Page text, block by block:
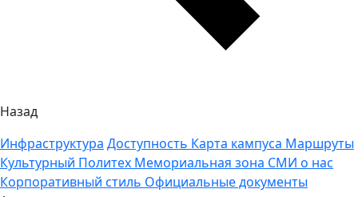
Назад
Инфраструктура Доступность Карта кампуса Маршруты
Культурный Политех Мемориальная зона СМИ о нас
Корпоративный стиль Официальные документы